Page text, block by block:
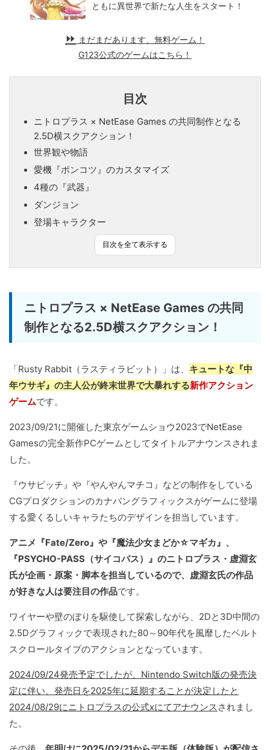
ともに異世界で新たな人生をスタート！
まだまだあります、無料ゲーム！
G123公式のゲームはこちら！
目次
ニトロプラス × NetEase Games の共同制作となる
2.5D横スクアクション！
世界観や物語
愛機『ポンコツ』のカスタマイズ
4種の『武器』
ダンジョン
登場キャラクター
目次を全て表示する
ニトロプラス × NetEase Games の共同
制作となる2.5D横スクアクション！
「Rusty Rabbit（ラスティラビット）」は、 キュートな『中
年ウサギ』の主人公が終末世界で大暴れする新作アクション
ゲームです。
2023/09/21に開催した東京ゲームショウ2023でNetEase
Gamesの完全新作PCゲームとしてタイトルアナウンスされま
した。
『ウサビッチ』や『やんやんマチコ』などの制作をしている
CGプロダクションのカナバングラフィックスがゲームに登場
する愛くるしいキャラたちのデザインを担当しています。
アニメ『Fate/Zero』や『魔法少女まどか☆マギカ』、
『PSYCHO-PASS（サイコパス）』のニトロプラス・虚淵玄
氏が企画・原案・脚本を担当しているので、虚淵玄氏の作品
が好きな人は要注目の作品です。
ワイヤーや壁のぼりを駆使して探索しながら、2Dと3D中間の
2.5Dグラフィックで表現された80～90年代を風靡したベルト
スクロールタイプのアクションとなっています。
2024/09/24発売予定でしたが、Nintendo Switch版の発売決
定に伴い、発売日を2025年に延期することが決定したと
2024/08/29にニトロプラスの公式xにてアナウンス されまし
た。